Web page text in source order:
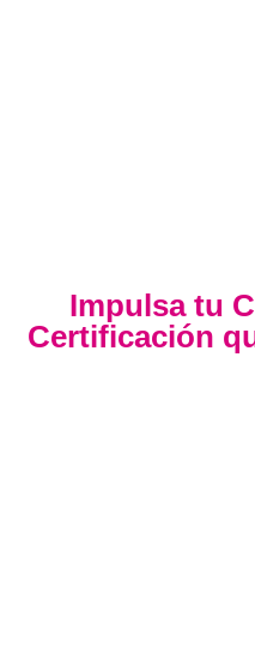
Impulsa tu
Certificación